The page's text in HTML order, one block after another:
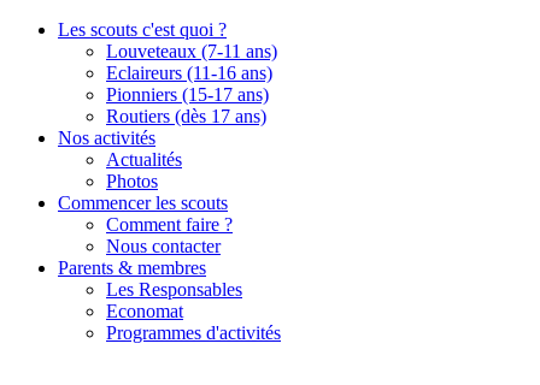
Les scouts c'est quoi ?
Louveteaux (7-11 ans)
Eclaireurs (11-16 ans)
Pionniers (15-17 ans)
Routiers (dès 17 ans)
Nos activités
Actualités
Photos
Commencer les scouts
Comment faire ?
Nous contacter
Parents & membres
Les Responsables
Economat
Programmes d'activités